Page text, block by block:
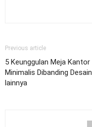
Previous article
5 Keunggulan Meja Kantor
Minimalis Dibanding Desain
lainnya